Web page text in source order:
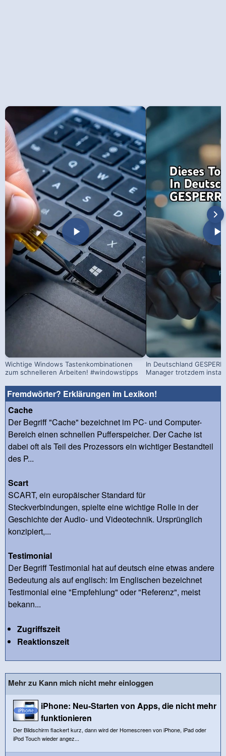
Wichtige Windows Tastenkombinationen
zum schnelleren Arbeiten! #windowstipps
In Deutschland
Manager trotzdem
Fremdwörter? Erklärungen im Lexikon!
Cache
Der Begriff "Cache" bezeichnet im PC- und Computer-
Bereich einen schnellen Pufferspeicher. Der Cache ist
dabei oft als Teil des Prozessors ein wichtiger Bestandteil
des P...
Scart
SCART, ein europäischer Standard für
Steckverbindungen, spielte eine wichtige Rolle in der
Geschichte der Audio- und Videotechnik. Ursprünglich
konzipiert,...
Testimonial
Der Begriff Testimonial hat auf deutsch eine etwas andere
Bedeutung als auf englisch: Im Englischen bezeichnet
Testimonial eine "Empfehlung" oder "Referenz", meist
bekann...
Zugriffszeit
Reaktionszeit
Mehr zu Kann mich nicht mehr einloggen
iPhone: Neu-Starten von Apps, die nicht mehr
funktionieren
Der Bildschirm flackert kurz, dann wird der Homescreen von iPhone, iPad oder
iPod Touch wieder angez...